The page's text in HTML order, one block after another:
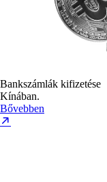
Bankszámlák kifizetése
Kínában.
Bővebben